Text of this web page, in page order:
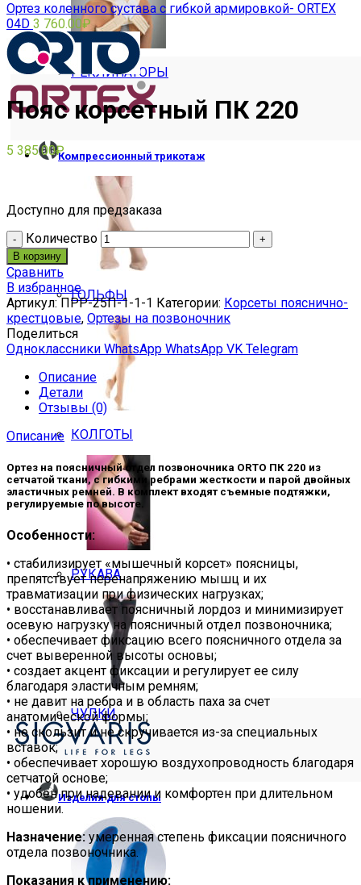
РЕКЛИНАТОРЫ
Компрессионный трикотаж
ГОЛЬФЫ
КОЛГОТЫ
РУКАВА
ЧУЛКИ
Изделия для стопы
Ортез коленного сустава с гибкой армировкой- ORTEX
04D 3 760.00₽
Пояс корсетный ПК 220
5 385.00₽
Доступно для предзаказа
Количество
В корзину
Сравнить
В избранное
Артикул:ПРР-25П-1-1-1 Категории: Корсеты пояснично-
крестцовые, Ортезы на позвоночник
Поделиться
Одноклассники WhatsApp WhatsApp VK Telegram
Описание
Детали
Отзывы (0)
Описание
Ортез на поясничный отдел позвоночника ORTO ПК 220 из
сетчатой ткани, с гибкими ребрами жесткости и парой двойных
эластичных ремней. В комплект входят съемные подтяжки,
регулируемые по высоте.
Особенности:
• стабилизирует «мышечный корсет» поясницы,
препятствует перенапряжению мышц и их
травматизации при физических нагрузках;
• восстанавливает поясничный лордоз и минимизирует
осевую нагрузку на поясничный отдел позвоночника;
• обеспечивает фиксацию всего поясничного отдела за
счет выверенной высоты основы;
• создает акцент фиксации и регулирует ее силу
благодаря эластичным ремням;
• не давит на ребра и в область паха за счет
анатомической формы;
• не скользит и не скручивается из-за специальных
вставок;
• обеспечивает хорошую воздухопроводность благодаря
сетчатой основе;
• удобен при надевании и комфортен при длительном
ношении.
Назначение: умеренная степень фиксации поясничного
отдела позвоночника.
Показания к применению: